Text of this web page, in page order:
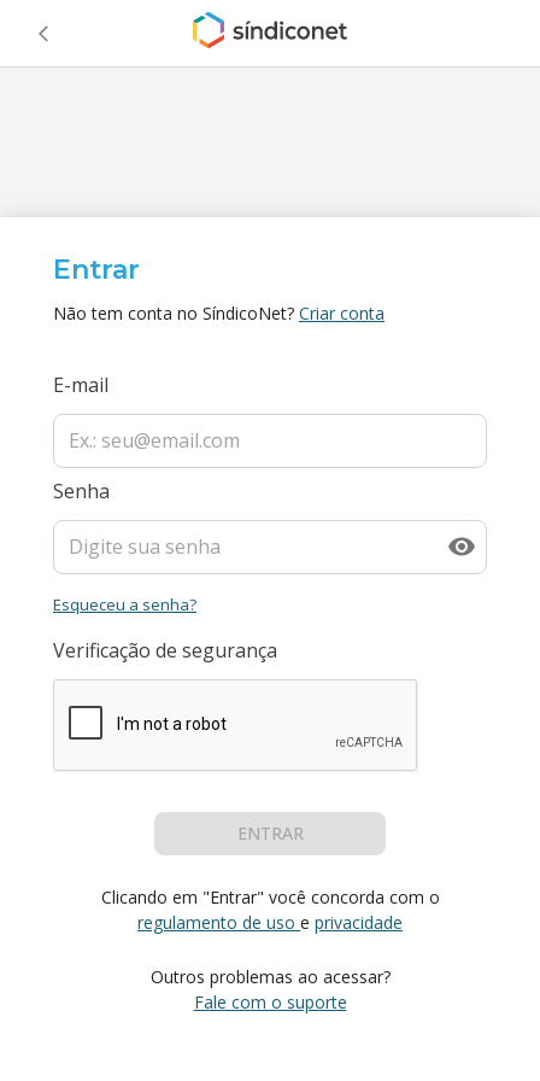
Entrar
Não tem conta no SíndicoNet? Criar conta
E-mail
Senha
Esqueceu a senha?
Verificação de segurança
ENTRAR
Clicando em "Entrar" você concorda com o
regulamento de uso e privacidade
Outros problemas ao acessar?
Fale com o suporte